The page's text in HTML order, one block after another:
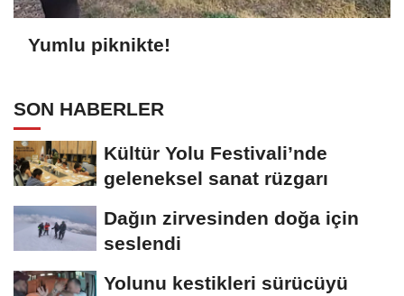
Yumlu piknikte!
SON HABERLER
Kültür Yolu Festivali’nde
geleneksel sanat rüzgarı
Dağın zirvesinden doğa için
seslendi
Yolunu kestikleri sürücüyü